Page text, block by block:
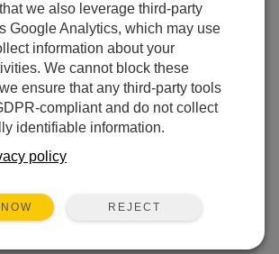
択してください:
について 技術的な質問
入力してください:*
we also leverage third-party
Google Analytics, which may use
information about your
We cannot block these
ensure that any third-party tools
compliant and do not collect
identifiable information.
policy
REJECT